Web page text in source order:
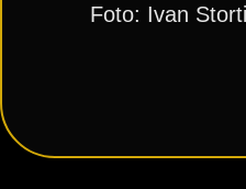
Foto: Ivan